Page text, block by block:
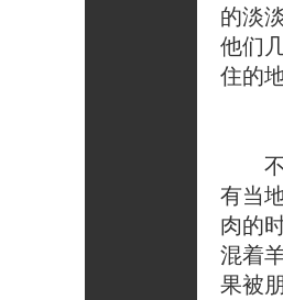
的淡
他们
住的
不
有当
肉的
混着
果被